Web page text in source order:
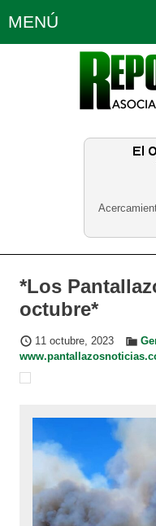
MENÚ
Política
*Los
octubre*
11 octubre, 2023